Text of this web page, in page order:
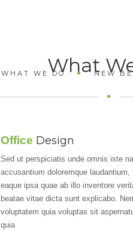
WHAT WE DO NEW
What
Office Design
Sed ut perspiciatis unde omnis iste
accusantium doloremque laudantium,
eaque ipsa quae ab illo inventore
beatae vitae dicta sunt explicabo.
voluptatem quia voluptas sit
quia